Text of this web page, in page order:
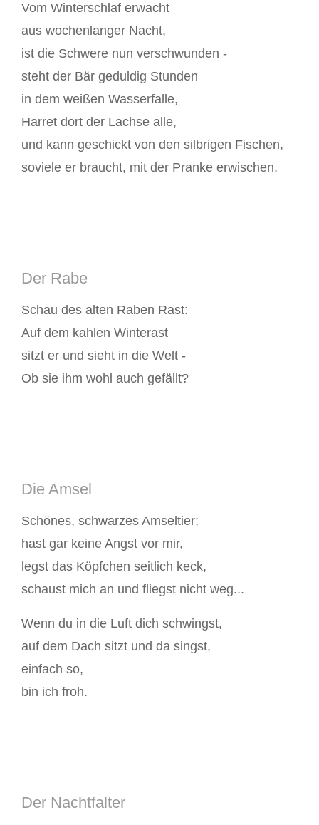
Vom Winterschlaf erwacht
aus wochenlanger Nacht,
ist die Schwere nun verschwunden -
steht der Bär geduldig Stunden
in dem weißen Wasserfalle,
Harret dort der Lachse alle,
und kann geschickt von den silbrigen Fischen,
soviele er braucht, mit der Pranke erwischen.
Der Rabe
Schau des alten Raben Rast:
Auf dem kahlen Winterast
sitzt er und sieht in die Welt -
Ob sie ihm wohl auch gefällt?
Die Amsel
Schönes, schwarzes Amseltier;
hast gar keine Angst vor mir,
legst das Köpfchen seitlich keck,
schaust mich an und fliegst nicht weg...
Wenn du in die Luft dich schwingst,
auf dem Dach sitzt und da singst,
einfach so,
bin ich froh.
Der Nachtfalter